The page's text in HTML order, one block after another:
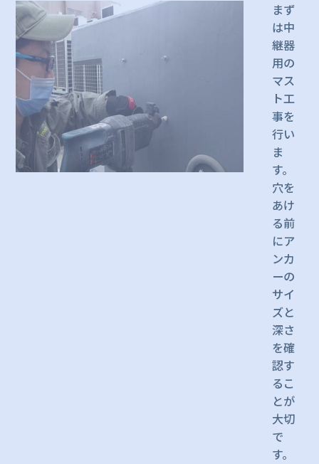
まず
は中
継器
用の
マス
ト工
事を
行い
ま
す。
穴を
あけ
る前
にア
ンカ
ーの
サイ
ズと
深さ
を確
認す
るこ
とが
大切
で
す。